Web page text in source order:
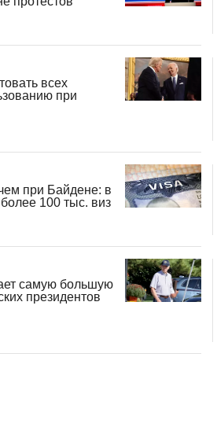
всех
при
при Байдене: в
100 тыс. виз
самую большую
президентов